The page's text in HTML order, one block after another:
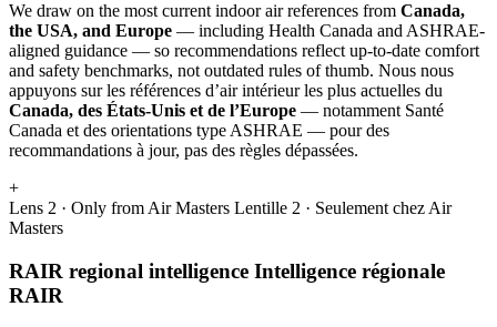
We draw on the most current indoor air references from Canada,
the USA, and Europe — including Health Canada and ASHRAE-
aligned guidance — so recommendations reflect up-to-date comfort
and safety benchmarks, not outdated rules of thumb. Nous nous
appuyons sur les références d’air intérieur les plus actuelles du
Canada, des États-Unis et de l’Europe — notamment Santé
Canada et des orientations type ASHRAE — pour des
recommandations à jour, pas des règles dépassées.
+
Lens 2 · Only from Air Masters Lentille 2 · Seulement chez Air
Masters
RAIR regional intelligence Intelligence régionale
RAIR